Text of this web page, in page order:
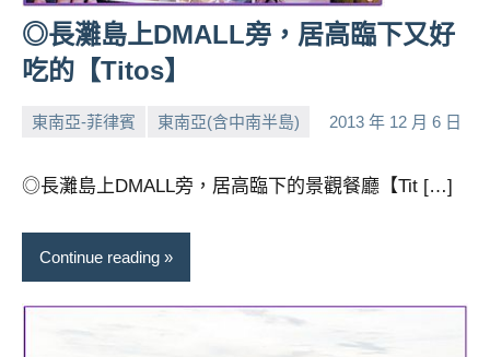
◎長灘島上DMALL旁，居高臨下又好
吃的【Titos】
東南亞-菲律賓 東南亞(含中南半島) 2013 年 12 月 6 日
小No
◎長灘島上DMALL旁，居高臨下的景觀餐廳【Tit […]
Continue reading